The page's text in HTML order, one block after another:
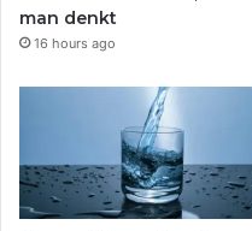
man denkt
16 hours ago